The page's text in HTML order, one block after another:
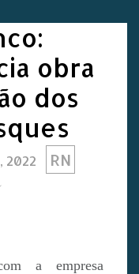
obra
dos
2022 RN
a empresa